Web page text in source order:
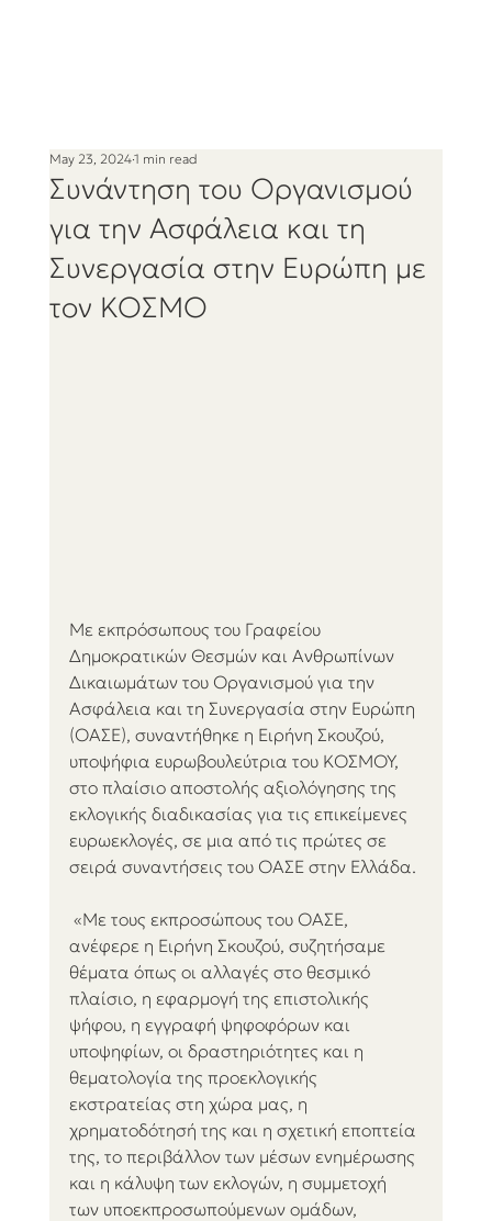
Συνάντηση του Οργανισμού
για την Ασφάλεια και τη
Συνεργασία στην Ευρώπη με
τον ΚΟΣΜΟ
May 23, 20241 min read
Με εκπρόσωπους του Γραφείου
Δημοκρατικών Θεσμών και Ανθρωπίνων
Δικαιωμάτων του Οργανισμού για την
Ασφάλεια και τη Συνεργασία στην Ευρώπη
(ΟΑΣΕ), συναντήθηκε η Ειρήνη Σκουζού,
υποψήφια ευρωβουλεύτρια του ΚΟΣΜΟΥ,
στο πλαίσιο αποστολής αξιολόγησης της
εκλογικής διαδικασίας για τις επικείμενες
ευρωεκλογές, σε μια από τις πρώτες σε
σειρά συναντήσεις του ΟΑΣΕ στην Ελλάδα.
ανέφερε η Ειρήνη Σκουζού, συζητήσαμε
θέματα όπως οι αλλαγές στο θεσμικό
πλαίσιο, η εφαρμογή της επιστολικής
ψήφου, η εγγραφή ψηφοφόρων και
υποψηφίων, οι δραστηριότητες και η
θεματολογία της προεκλογικής
εκστρατείας στη χώρα μας, η
χρηματοδότησή της και η σχετική εποπτεία
της, το περιβάλλον των μέσων ενημέρωσης
και η κάλυψη των εκλογών, η συμμετοχή
των υποεκπροσωπούμενων ομάδων,